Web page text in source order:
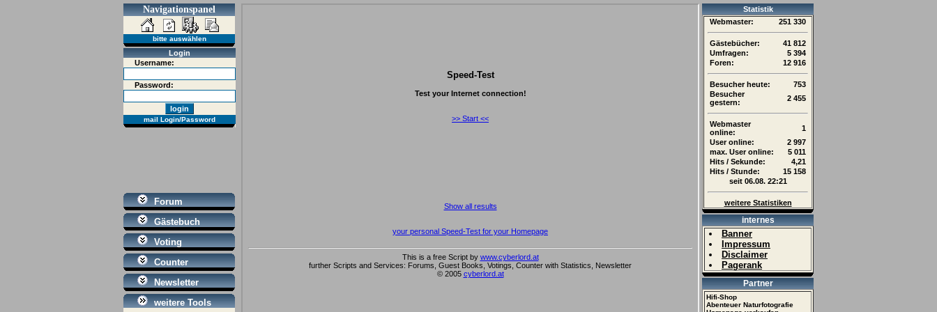
Navigationspanel
bitte auswählen
Login
Username:
Password:
mail Login/Password
Forum
Gästebuch
Voting
Counter
Newsletter
weitere Tools
Statistik
Webmaster:
251 330
Gästebücher:
41 812
Umfragen:
5 394
Foren:
12 916
Besucher heute:
753
Besucher
gestern:
2 455
Webmaster
online:
1
User online:
2 997
max. User online:
5 011
Hits / Sekunde:
4,21
Hits / Stunde:
15 158
seit 06.08. 22:21
weitere Statistiken
internes
Banner
Impressum
Disclaimer
Pagerank
Partner
Hifi-Shop
Abenteuer Naturfotografie